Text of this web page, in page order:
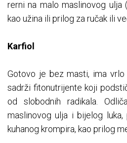
rerni na malo maslinovog ulja
kao užina ili prilog za ručak ili
Karfiol
Gotovo je bez masti, ima
sadrži fitonutrijente koji
od slobodnih radikala.
maslinovog ulja i bijelog
kuhanog krompira, kao prilog